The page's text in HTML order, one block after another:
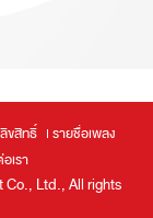
ขสิทธิ์
รายชื่อเพลง
เรา
Co., Ltd., All rights